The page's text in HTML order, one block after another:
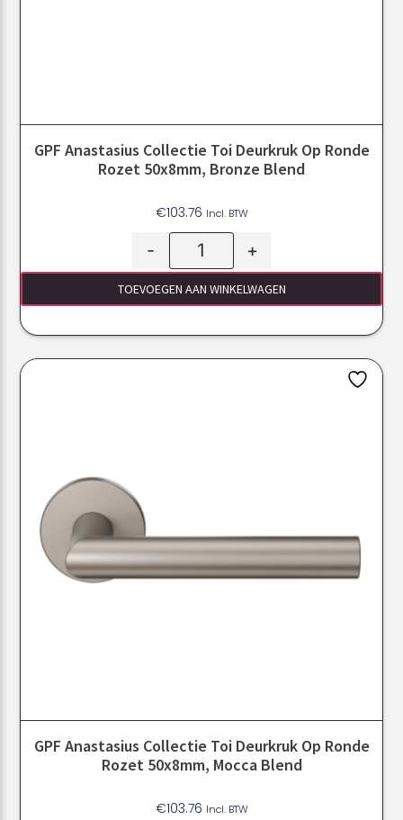
GPF Anastasius Collectie Toi Deurkruk Op Ronde
Rozet 50x8mm, Bronze Blend
€103.76 Incl. BTW
- +
TOEVOEGEN AAN WINKELWAGEN
GPF Anastasius Collectie Toi Deurkruk Op Ronde
Rozet 50x8mm, Mocca Blend
€103.76 Incl. BTW